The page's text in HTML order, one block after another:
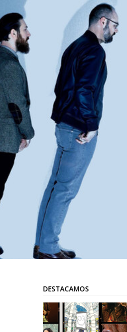
DESTACAMOS